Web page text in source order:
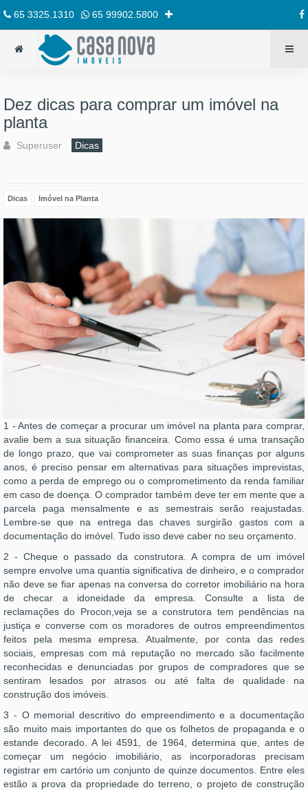
65 3325.1310 65 99902.5800
Dez dicas para comprar um imóvel na
planta
Superuser Dicas
Dicas Imóvel na Planta
1 - Antes de começar a procurar um imóvel na planta para comprar,
avalie bem a sua situação financeira. Como essa é uma transação
de longo prazo, que vai comprometer as suas finanças por alguns
anos, é preciso pensar em alternativas para situações imprevistas,
como a perda de emprego ou o comprometimento da renda familiar
em caso de doença. O comprador também deve ter em mente que a
parcela paga mensalmente e as semestrais serão reajustadas.
Lembre-se que na entrega das chaves surgirão gastos com a
documentação do imóvel. Tudo isso deve caber no seu orçamento.
2 - Cheque o passado da construtora. A compra de um imóvel
sempre envolve uma quantia significativa de dinheiro, e o comprador
não deve se fiar apenas na conversa do corretor imobiliário na hora
de checar a idoneidade da empresa. Consulte a lista de
reclamações do Procon,veja se a construtora tem pendências na
justiça e converse com os moradores de outros empreendimentos
feitos pela mesma empresa. Atualmente, por conta das redes
sociais, empresas com má reputação no mercado são facilmente
reconhecidas e denunciadas por grupos de compradores que se
sentiram lesados por atrasos ou até falta de qualidade na
construção dos imóveis.
3 - O memorial descritivo do empreendimento e a documentação
são muito mais importantes do que os folhetos de propaganda e o
estande decorado. A lei 4591, de 1964, determina que, antes de
começar um negócio imobiliário, as incorporadoras precisam
registrar em cartório um conjunto de quinze documentos. Entre eles
estão a prova da propriedade do terreno, o projeto de construção